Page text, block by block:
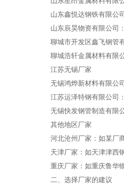
山东鑫悦达钢铁有限公司
山东辰昊物资有限公司：
聊城市开发区鑫飞钢管有
聊城浩轩金属材料有限公
江苏无锡厂家
无锡鸿烨新材料有限公司
江苏运泽特钢有限公司：
无锡快发钢管制造有限公
其他地区厂家
河北沧州厂家：如某厂商
天津厂家：如天津津西钢
重庆厂家：如重庆鲁华物
二、选择厂家的建议